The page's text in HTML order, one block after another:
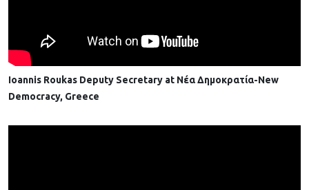
Ioannis Roukas Deputy Secretary at Νέα Δημοκρατία-New
Democracy, Greece